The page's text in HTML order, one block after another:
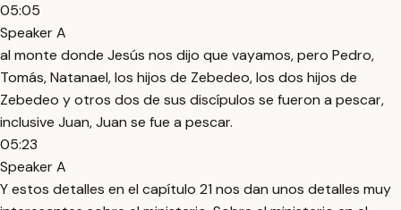
05:05
Speaker A
al monte donde Jesús nos dijo que vayamos, pero Pedro,
Tomás, Natanael, los hijos de Zebedeo, los dos hijos de
Zebedeo y otros dos de sus discípulos se fueron a pescar,
inclusive Juan, Juan se fue a pescar.
05:23
Speaker A
Y estos detalles en el capítulo 21 nos dan unos detalles muy